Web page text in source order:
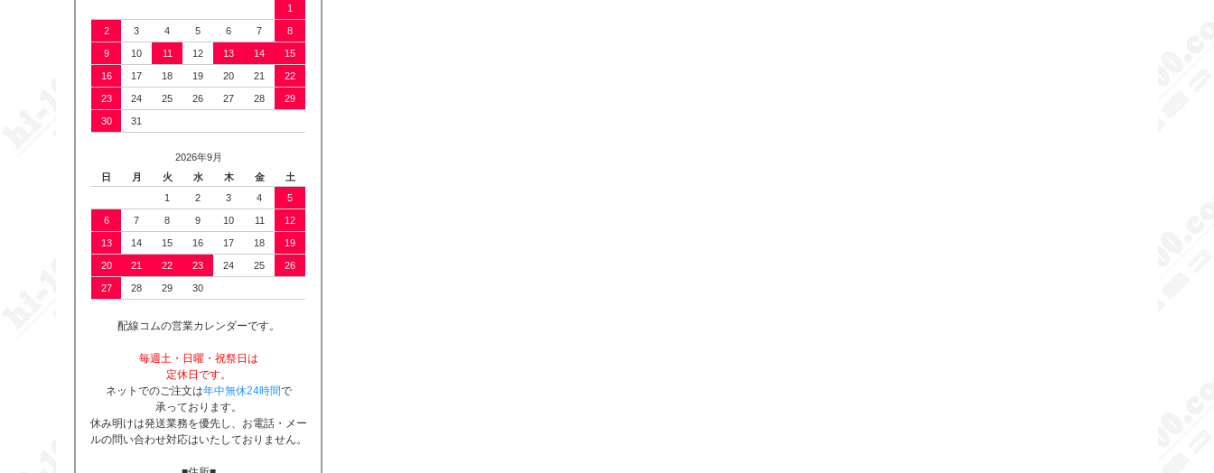
1
2 3 4 5 6 7 8
9 10 11 12 13 14 15
16 17 18 19 20 21 22
23 24 25 26 27 28 29
30 31
2026年9月
日
月 火 水 木 金
土
1
2 3 4 5
6 7 8 9 10 11 12
13 14 15 16 17 18 19
20 21 22 23 24 25 26
27 28 29 30
配線コムの営業カレンダーです。
毎週土・日曜・祝祭日は
定休日です。
ネットでのご注文は年中無休24時間で
承っております。
休み明けは発送業務を優先し、お電話・メー
ルの問い合わせ対応はいたしておりません。